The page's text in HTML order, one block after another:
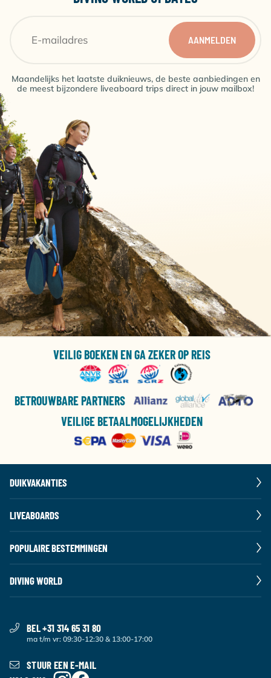
AANMELDEN
Maandelijks het laatste duiknieuws, de beste aanbiedingen en
de meest bijzondere liveaboard trips direct in jouw mailbox!
VEILIG BOEKEN EN GA ZEKER OP REIS
BETROUWBARE PARTNERS
VEILIGE BETAALMOGELIJKHEDEN
DUIKVAKANTIES
LIVEABOARDS
POPULAIRE BESTEMMINGEN
DIVING WORLD
BEL +31 314 65 31 80
ma t/m vr: 09:30-12:30 & 13:00-17:00
STUUR EEN E-MAIL